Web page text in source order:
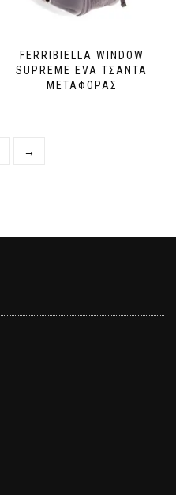
FERRIBIELLA WINDOW
SUPREME EVA ΤΣΑΝΤΑ
ΜΕΤΑΦΟΡΑΣ
→